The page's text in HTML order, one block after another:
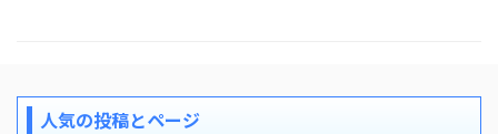
人気の投稿とページ